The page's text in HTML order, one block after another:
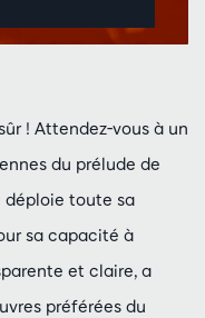
! Attendez-vous à un
du prélude de
déploie toute sa
sa capacité à
et claire, a
préférées du